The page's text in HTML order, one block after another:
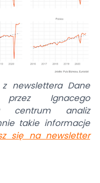
newslettera Dane
Ignacego
centrum analiz
takie informacje
się na newsletter